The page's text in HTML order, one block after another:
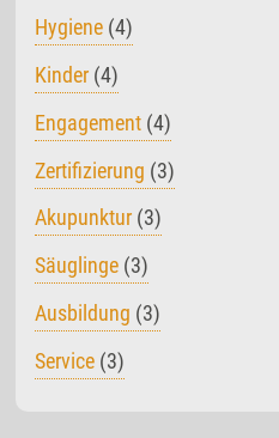
Hygiene (4)
Kinder (4)
Engagement (4)
Zertifizierung (3)
Akupunktur (3)
Säuglinge (3)
Ausbildung (3)
Service (3)